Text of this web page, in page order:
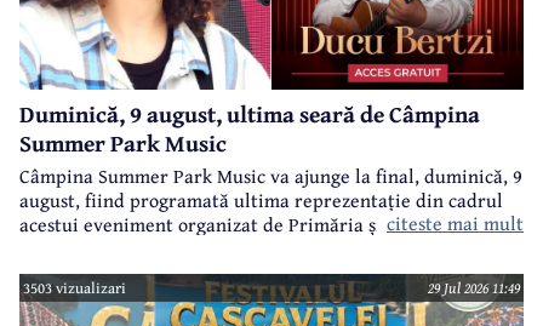
Duminică, 9 august, ultima seară de Câmpina
Summer Park Music
Câmpina Summer Park Music va ajunge la final, duminică, 9
august, fiind programată ultima reprezentație din cadrul
acestui eveniment organizat de Primăria și Consiliul Local
citeste mai mult
3503 vizualizari 29 Jul 2026 11:49